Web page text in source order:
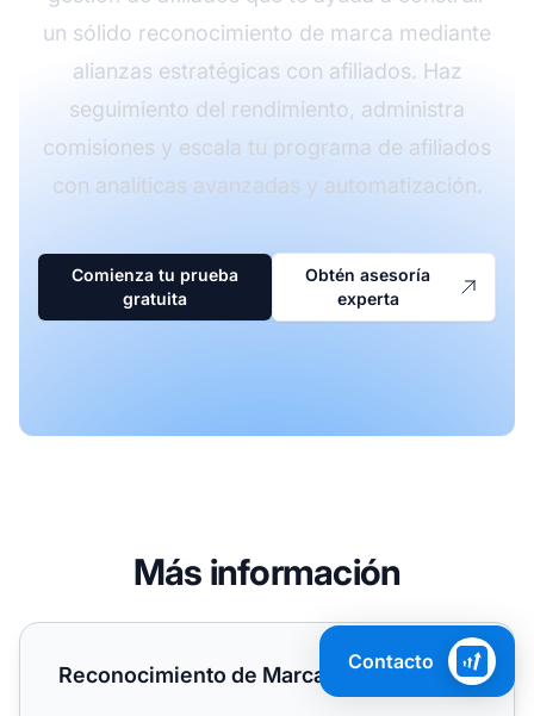
un sólido reconocimiento de marca mediante
alianzas estratégicas con afiliados. Haz
seguimiento del rendimiento, administra
comisiones y escala tu programa de afiliados
con analíticas avanzadas y automatización.
Comienza tu prueba
gratuita
Obtén asesoría
experta
Más información
Reconocimiento de Marca
Reconocimiento de Marca
Contacto